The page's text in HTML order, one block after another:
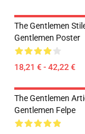
The Gentlemen
Gentlemen Poster
18,21 € - 42,22 €
The Gentlemen
Gentlemen Felpe